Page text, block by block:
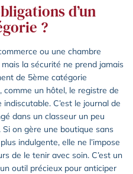
d’un
?
ou une chambre
la sécurité ne prend jamais
de 5ème catégorie
comme un hôtel, le registre de
C’est le journal de
dans un classeur un peu
on gère une boutique sans
indulgente, elle ne l’impose
de le tenir avec soin. C’est un
outil précieux pour anticiper